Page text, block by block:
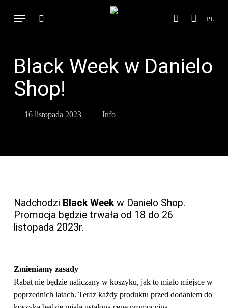
PL
search account
Menu
Cart
Close
Black Week w Danielo
Shop!
16 listopada 2023 Info
Nadchodzi Black Weekw Danielo Shop.
Promocja będzie trwała od 18 do 26
listopada 2023r.
Zmieniamy zasady
Rabat nie będzie naliczany w koszyku, jak to miało miejsce w
poprzednich latach. Teraz każdy produktu przed dodaniem do